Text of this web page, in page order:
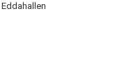
Eddahallen